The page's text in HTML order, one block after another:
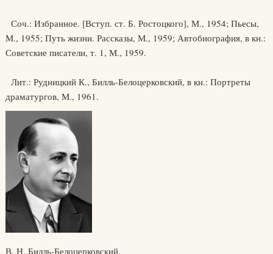
Соч.: Избранное. [Вступ. ст. Б. Ростоцкого], М., 1954; Пьесы,
М., 1955; Путь жизни. Рассказы, М., 1959; Автобиография, в кн.:
Советские писатели, т. 1, М., 1959.
Лит.: Рудницкий К., Билль-Белоцерковский, в кн.: Портреты
драматургов, М., 1961.
В. Н. Билль-Белоцерковский.